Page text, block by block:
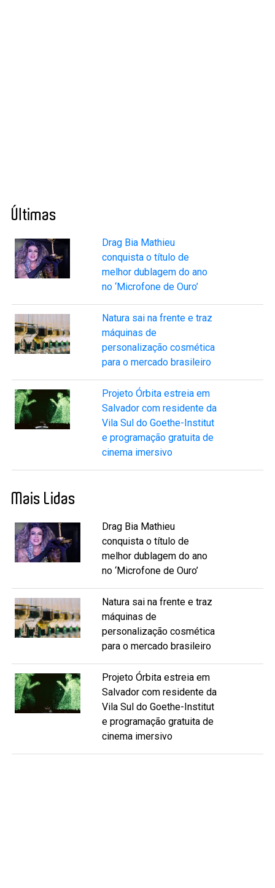
Últimas
Drag Bia Mathieu
conquista o título de
melhor dublagem do ano
no ‘Microfone de Ouro’
Natura sai na frente e traz
máquinas de
personalização cosmética
para o mercado brasileiro
Projeto Órbita estreia em
Salvador com residente da
Vila Sul do Goethe-Institut
e programação gratuita de
cinema imersivo
Mais Lidas
Drag Bia Mathieu
conquista o título de
melhor dublagem do ano
no ‘Microfone de Ouro’
Natura sai na frente e traz
máquinas de
personalização cosmética
para o mercado brasileiro
Projeto Órbita estreia em
Salvador com residente da
Vila Sul do Goethe-Institut
e programação gratuita de
cinema imersivo